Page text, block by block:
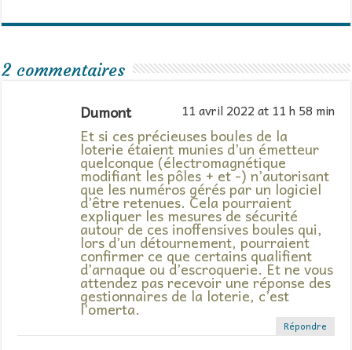
2 commentaires
Dumont 11 avril 2022 at 11 h 58 min
Et si ces précieuses boules de la
loterie étaient munies d’un émetteur
quelconque (électromagnétique
modifiant les pôles + et -) n’autorisant
que les numéros gérés par un logiciel
d’être retenues. Cela pourraient
expliquer les mesures de sécurité
autour de ces inoffensives boules qui,
lors d’un détournement, pourraient
confirmer ce que certains qualifient
d’arnaque ou d’escroquerie. Et ne vous
attendez pas recevoir une réponse des
gestionnaires de la loterie, c’est
l’omerta.
Répondre